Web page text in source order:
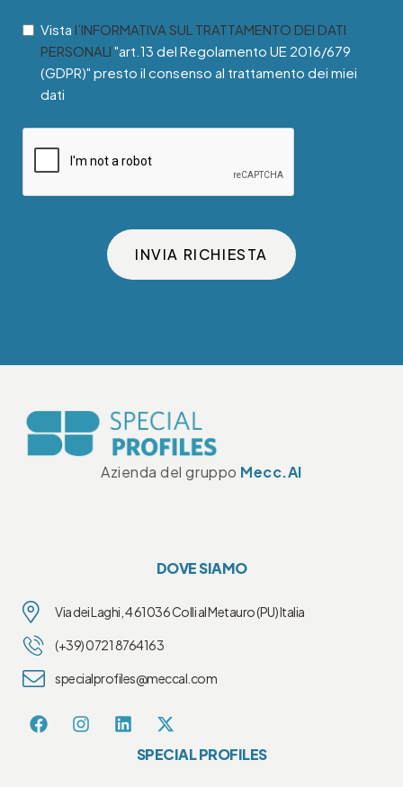
Vista l’INFORMATIVA SUL TRATTAMENTO DEI DATI
PERSONALI "art.13 del Regolamento UE 2016/679
(GDPR)" presto il consenso al trattamento dei miei
dati
INVIA RICHIESTA
Azienda del gruppo Mecc.Al
DOVE SIAMO
Via dei Laghi, 4 61036 Colli al Metauro (PU) Italia
(+39) 0721 8764163
specialprofiles@meccal.com
SPECIAL PROFILES